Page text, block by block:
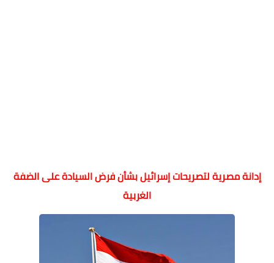
إدانة مصرية لتصريحات إسرائيل بشأن فرض السيادة على الضفة
الغربية